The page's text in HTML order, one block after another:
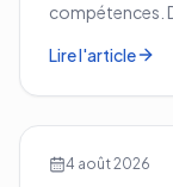
compétences.
entreprise.
Lire l'article
4 août 2026